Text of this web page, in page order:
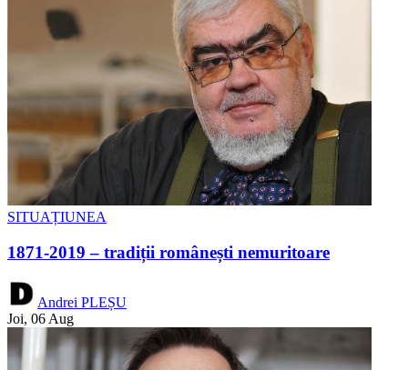
SITUAȚIUNEA
1871-2019 – tradiții românești nemuritoare
Andrei PLEȘU
Joi, 06 Aug